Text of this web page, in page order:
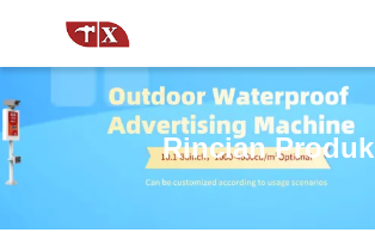
Rincian Produk